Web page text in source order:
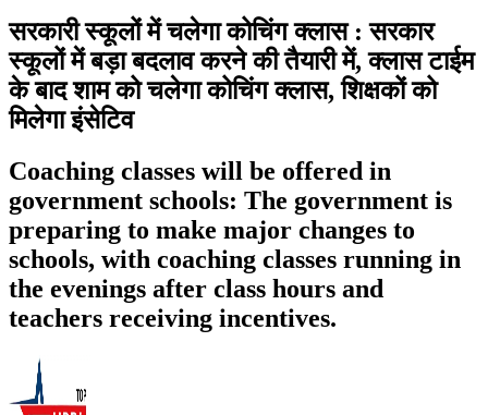
सरकारी स्कूलों में चलेगा कोचिंग क्लास : सरकार
स्कूलों में बड़ा बदलाव करने की तैयारी में, क्लास टाईम
के बाद शाम को चलेगा कोचिंग क्लास, शिक्षकों को
मिलेगा इंसेटिव
Coaching classes will be offered in
government schools: The government is
preparing to make major changes to
schools, with coaching classes running in
the evenings after class hours and
teachers receiving incentives.